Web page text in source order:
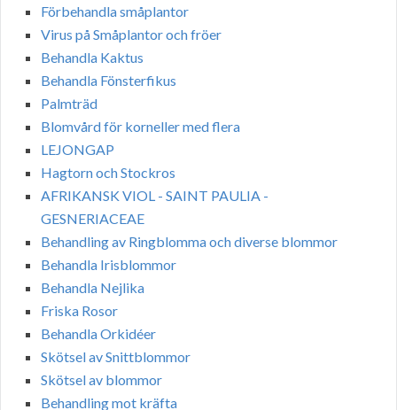
Förbehandla småplantor
Virus på Småplantor och fröer
Behandla Kaktus
Behandla Fönsterfikus
Palmträd
Blomvård för korneller med flera
LEJONGAP
Hagtorn och Stockros
AFRIKANSK VIOL - SAINT PAULIA -
GESNERIACEAE
Behandling av Ringblomma och diverse blommor
Behandla Irisblommor
Behandla Nejlika
Friska Rosor
Behandla Orkidéer
Skötsel av Snittblommor
Skötsel av blommor
Behandling mot kräfta